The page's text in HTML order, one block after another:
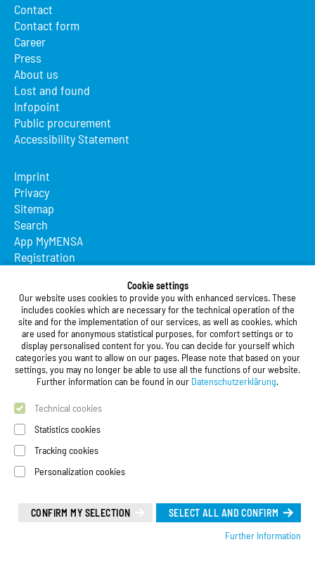
Cookie settings
Our website uses cookies to provide you with enhanced services. These
includes cookies which are necessary for the technical operation of the
site and for the implementation of our services, as well as cookies, which
are used for anonymous statistical purposes, for comfort settings or to
display personalised content for you. You can decide for yourself which
categories you want to allow on our pages. Please note that based on your
settings, you may no longer be able to use all the functions of our website.
Further information can be found in our Datenschutzerklärung.
Technical cookies
Statistics cookies
Tracking cookies
Personalization cookies
SELECT ALL AND CONFIRM
CONFIRM MY SELECTION
Further Information
Contact
Contact form
Career
Press
About us
Lost and found
Infopoint
Public procurement
Accessibility Statement
Imprint
Privacy
Sitemap
Search
App MyMENSA
Registration
Studierendenwerk Vorderpfalz
Studierendenwerk Vorderpfalz
Public Body
Xylanderstraße 17
76829 Landau in der Pfalz
Phone:+49 6341 9179 0
Fax: +49 (0)6341 9179 16
E-Mail:
Follow us on
Leichte Sprache (Deutsch)